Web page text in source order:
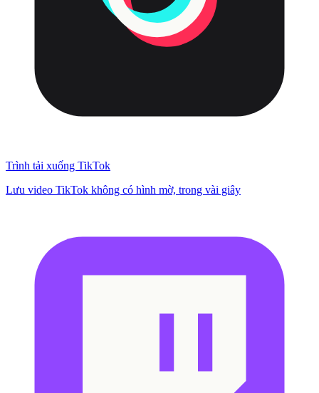
Trình tải xuống TikTok
Lưu video TikTok không có hình mờ, trong vài giây